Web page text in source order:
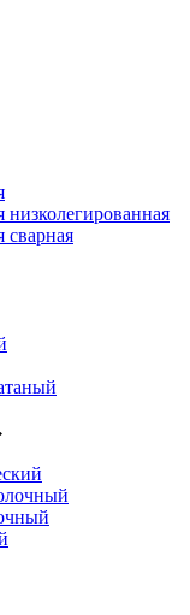
низколегированная
сварная